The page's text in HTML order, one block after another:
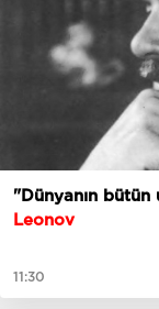
​​​​​​​"Dünyanın bütün
Leonov
11:30